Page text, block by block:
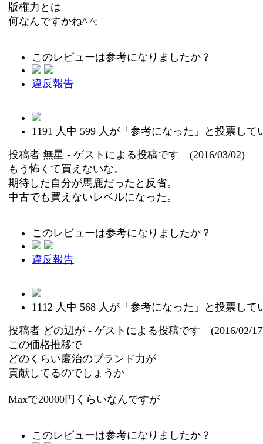
版権力とは
何なんですかね^ ^;
このレビューは参考になりましたか？
違反報告
1191 人中 599 人が「参考になった」と投票して
投稿者 無星 - ゲストによる投稿です (2016/03/02)
もう怖くて買えないな。
期待した自分が馬鹿だったと反省。
中古でも買えないレベルになった。
このレビューは参考になりましたか？
違反報告
1112 人中 568 人が「参考になった」と投票して
投稿者 どの辺が - ゲストによる投稿です (2016/02/
この価格推移で
どのくらい慶治のブランド力が
貢献してるのでしょうか
Maxで20000円くらいなんですが
このレビューは参考になりましたか？